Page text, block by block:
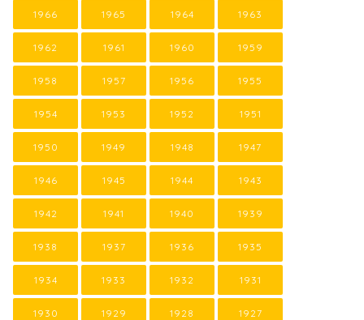
1966 1965 1964 1963
1962 1961 1960 1959
1958 1957 1956 1955
1954 1953 1952 1951
1950 1949 1948 1947
1946 1945 1944 1943
1942 1941 1940 1939
1938 1937 1936 1935
1934 1933 1932 1931
1930 1929 1928 1927